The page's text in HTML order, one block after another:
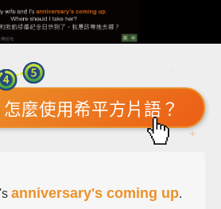
怎麼使用希平方片語？
anniversary's coming up.